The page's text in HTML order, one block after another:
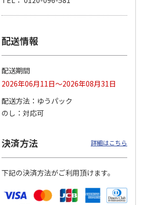
２本
4.8（12）
3,980円
(送料・税込)
ーフェクトＵＶジェ
ルセ…
4.4 （10）
3,980円
(送料・税込)
配送情報
配送期間
2026年06月11日～2026年08月31日
配送方法
ゆうパック
のし
対応可
決済方法 詳細はこちら
下記の決済方法がご利用頂けます。